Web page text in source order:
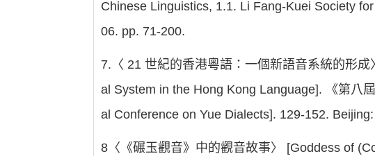
Chinese Linguistics, 1.1. Li Fang-Kuei Society
06. pp. 71-200.
7.〈 21 世紀的香港粵語：一個新語音系統的形
al System in the Hong Kong Language]. 《第八
al Conference on Yue Dialects]. 129-152.
8〈《碾玉觀音》中的觀音故事〉 [Goddess of